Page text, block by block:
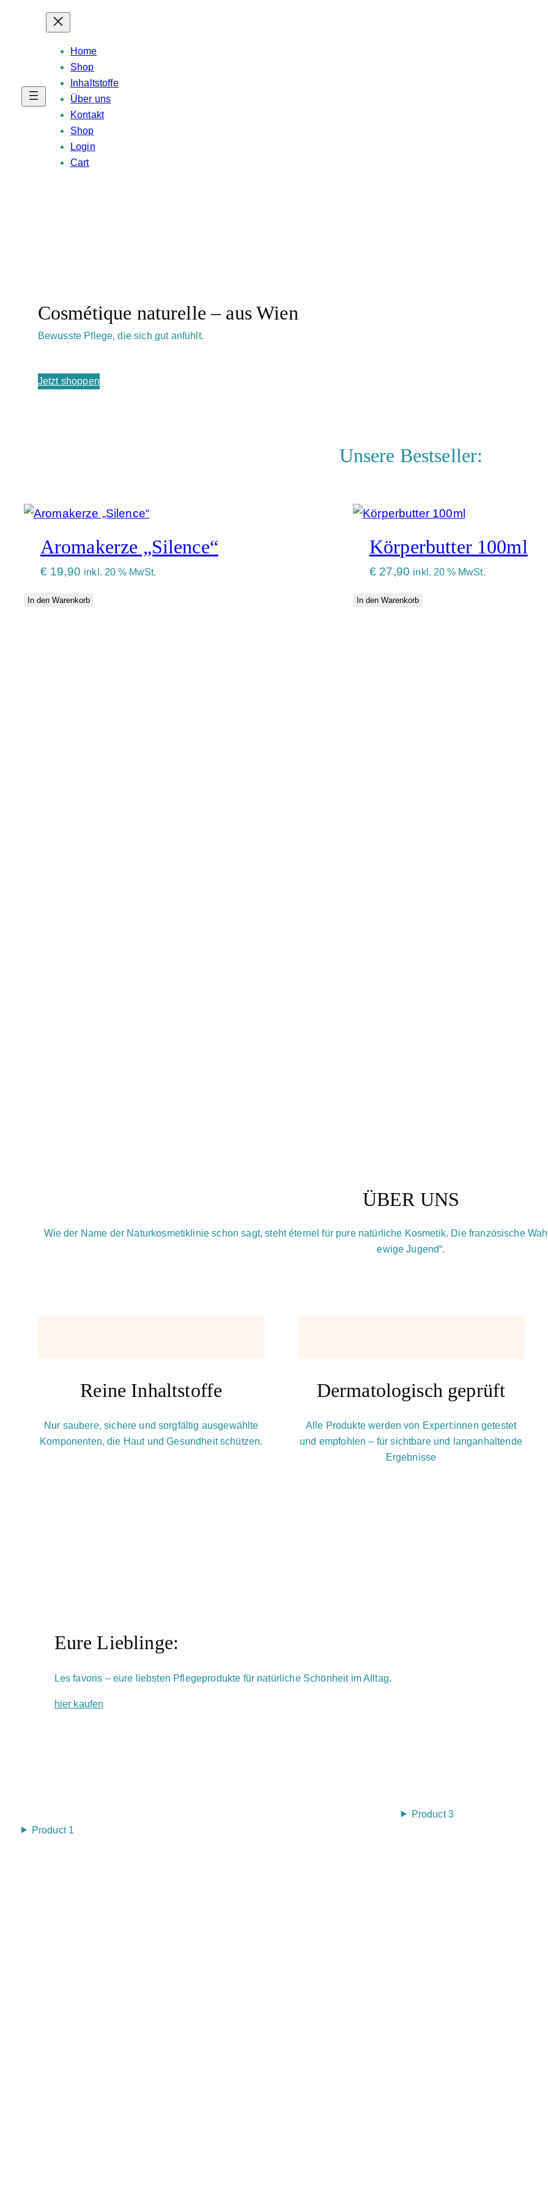
Home
Shop
Inhaltstoffe
Über uns
Kontakt
Shop
Login
Cart
Cosmétique naturelle – aus Wien
Bewusste Pflege, die sich gut anfühlt.
Jetzt shoppen
Unsere Bestseller:
Aromakerze „Silence“
€19,90 inkl. 20 % MwSt.
In den Warenkorb
Körperbutter 100ml
€ 27,90 inkl. 20 % MwSt.
In den Warenkorb
ÜBER UNS
Wie der Name der Naturkosmetiklinie schon sagt, steht éternel für pure natürliche Kosmetik. Die französische
ewige Jugend“.
Reine Inhaltstoffe
Nur saubere, sichere und sorgfältig ausgewählte
Komponenten, die Haut und Gesundheit schützen.
Dermatologisch geprüft
Alle Produkte werden von Expert:innen getestet
und empfohlen – für sichtbare und langanhaltende
Ergebnisse
Eure Lieblinge:
Les favoris – eure liebsten Pflegeprodukte für natürliche Schönheit im Alltag.
hier kaufen
Product 3
Product 1